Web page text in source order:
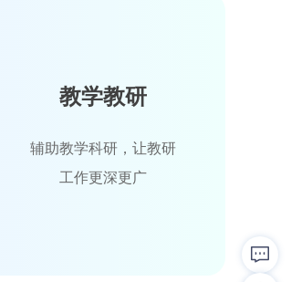
教学教研
辅助教学科研，让教研
工作更深更广